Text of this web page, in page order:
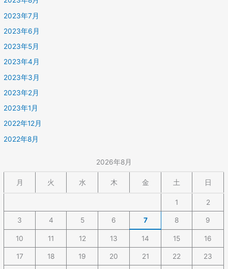
2023年7月
2023年6月
2023年5月
2023年4月
2023年3月
2023年2月
2023年1月
2022年12月
2022年8月
2026年8月
月 火 水 木 金 土 日
1 2
3 4 5 6 7 8 9
10 11 12 13 14 15 16
17 18 19 20 21 22 23